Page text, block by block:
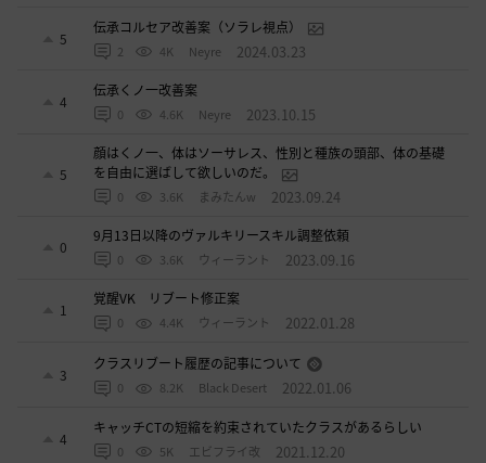
5
伝承コルセア改善案（ソラレ視点）
2 4K Neyre 2024.03.23
4
伝承くノ一改善案
0 4.6K Neyre 2023.10.15
5
顔はくノ一、体はソーサレス、性別と種族の頭部、体の基礎
を自由に選ばして欲しいのだ。
0 3.6K まみたんw 2023.09.24
0
9月13日以降のヴァルキリースキル調整依頼
0 3.6K ウィーラント 2023.09.16
1
覚醒VK リブート修正案
0 4.4K ウィーラント 2022.01.28
3
クラスリブート履歴の記事について
0 8.2K Black Desert 2022.01.06
4
キャッチCTの短縮を約束されていたクラスがあるらしい
0 5K エビフライ改 2021.12.20